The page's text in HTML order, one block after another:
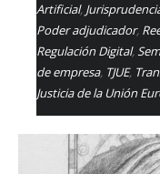
Artificial,
Poder adjudicador,
Regulación Digital,
de empresa, TJUE,
Justicia de la Unión